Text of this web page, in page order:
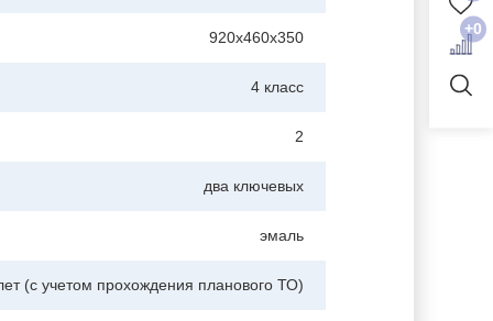
920x460x350
4 класс
2
два ключевых
эмаль
(с учетом прохождения планового ТО)
+0